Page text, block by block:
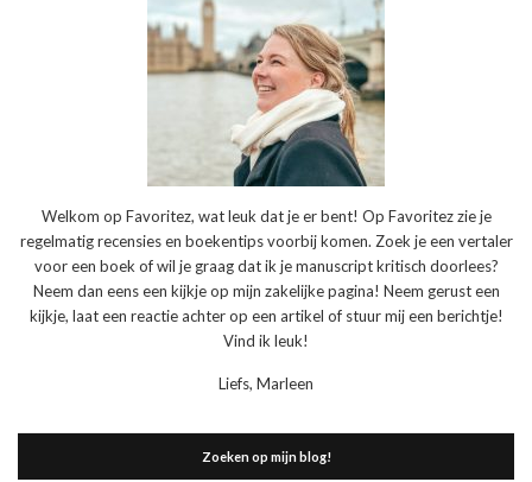
Welkom op Favoritez, wat leuk dat je er bent! Op Favoritez zie je
regelmatig recensies en boekentips voorbij komen. Zoek je een vertaler
voor een boek of wil je graag dat ik je manuscript kritisch doorlees?
Neem dan eens een kijkje op mijn zakelijke pagina! Neem gerust een
kijkje, laat een reactie achter op een artikel of stuur mij een berichtje!
Vind ik leuk!
Liefs, Marleen
Zoeken op mijn blog!